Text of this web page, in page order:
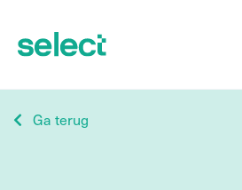
Ga terug